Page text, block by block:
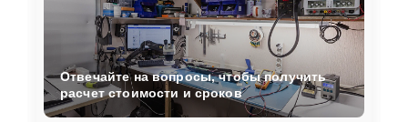
Отвечайте на вопросы, чтобы получить
расчет стоимости и сроков